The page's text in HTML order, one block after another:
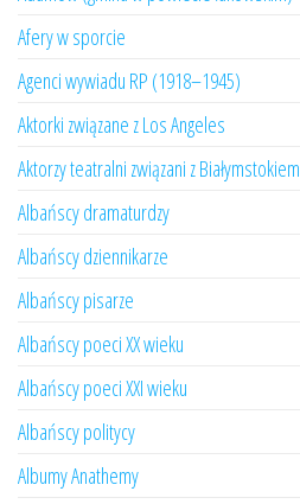
Afery w sporcie
Agenci wywiadu RP (1918–1945)
Aktorki związane z Los Angeles
Aktorzy teatralni związani z Białymstokiem
Albańscy dramaturdzy
Albańscy dziennikarze
Albańscy pisarze
Albańscy poeci XX wieku
Albańscy poeci XXI wieku
Albańscy politycy
Albumy Anathemy